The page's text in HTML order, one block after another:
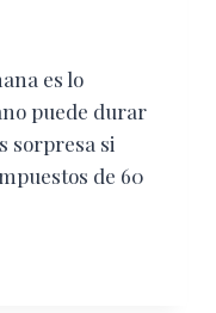
es lo
puede durar
sorpresa si
de 60